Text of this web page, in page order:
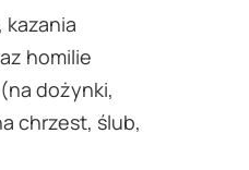
kazania
homilie
dożynki,
chrzest, ślub,